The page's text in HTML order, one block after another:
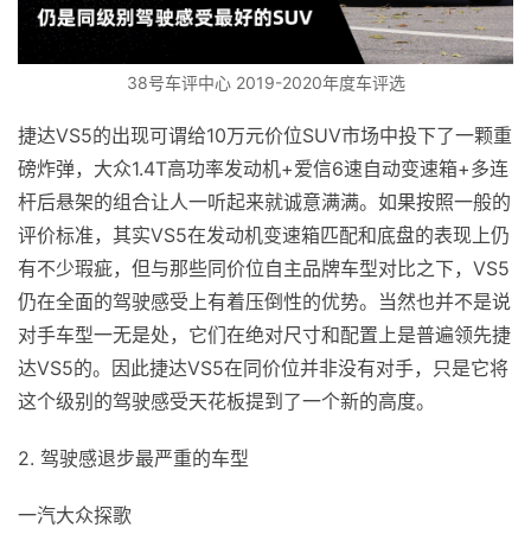
38号车评中心 2019-2020年度车评选
捷达VS5的出现可谓给10万元价位SUV市场中投下了一颗重
磅炸弹，大众1.4T高功率发动机+爱信6速自动变速箱+多连
杆后悬架的组合让人一听起来就诚意满满。如果按照一般的
评价标准，其实VS5在发动机变速箱匹配和底盘的表现上仍
有不少瑕疵，但与那些同价位自主品牌车型对比之下，VS5
仍在全面的驾驶感受上有着压倒性的优势。当然也并不是说
对手车型一无是处，它们在绝对尺寸和配置上是普遍领先捷
达VS5的。因此捷达VS5在同价位并非没有对手，只是它将
这个级别的驾驶感受天花板提到了一个新的高度。
2. 驾驶感退步最严重的车型
一汽大众探歌